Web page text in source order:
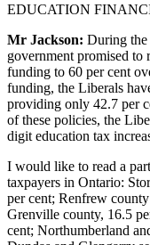
EDUCATION
Mr Jackson: During the
government promised to
funding to 60 per cent
funding, the Liberals
providing only 42.7 per
of these policies, the
digit education tax
I would like to read a
taxpayers in Ontario:
per cent; Renfrew
Grenville county, 16.5
cent; Northumberland